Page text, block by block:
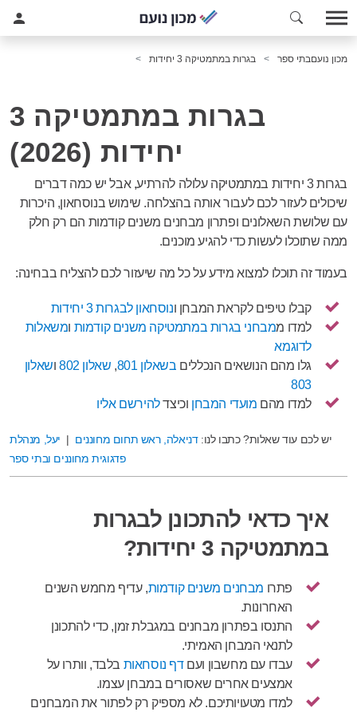
מכון נועםבתי ספר בגרות במתמטיקה 3 יחידות
בגרות במתמטיקה 3
יחידות (2026)
בגרות 3 יחידות במתמטיקה עלולה להרתיע, אבל יש כמה דברים
שיכולים לעזור לכם לעבור אותה בהצלחה. שימוש בנוסחאון, היכרות
עם שלושת השאלונים ופתרון מבחנים משנים קודמות הם רק חלק
ממה שתוכלו לעשות כדי להגיע מוכנים.
בעמוד זה תוכלו למצוא מידע על כל מה שיעזור לכם להצליח בבחינה:
קבלו טיפים לקראת המבחן ונוסחאון לבגרות 3 יחידות
למדו ממבחני בגרות במתמטיקה משנים קודמות ומשאלות
לדוגמא
גלו מהם הנושאים הנכללים בשאלון 801 , שאלון 802 ושאלון
803
למדו מהם מועדי המבחן וכיצדלהירשם אליו
יש לכם עוד שאלות? כתבו לנו:דניאלה, ראש תחום מחוננים | יעל, מנהלת
פדגוגית מחוננים ובתי ספר
איך כדאי להתכונן לבגרות
במתמטיקה 3 יחידות?
פתרו מבחנים משנים קודמות, עדיף מחמש השנים
האחרונות.
התנסו בפתרון מבחנים במגבלת זמן, כדי להתכונן
לתנאי המבחן האמיתי.
עבדו עם מחשבון ועםדף נוסחאות בלבד, וותרו על
אמצעים אחרים שאסורים במבחן עצמו.
למדו מטעויותיכם. לא מספיק רק לפתור את המבחנים